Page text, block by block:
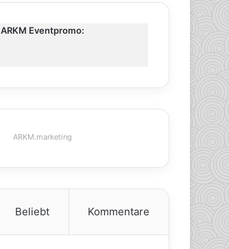
ARKM Eventpromo:
ARKM.marketing
Beliebt Kommentare